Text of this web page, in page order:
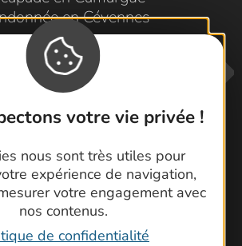
votre vie privée !
nous sont très utiles pour
expérience de navigation,
votre engagement avec
nos contenus.
de confidentialité
en Cévennes
Contactez-nous !
Foire aux questions
Brochures